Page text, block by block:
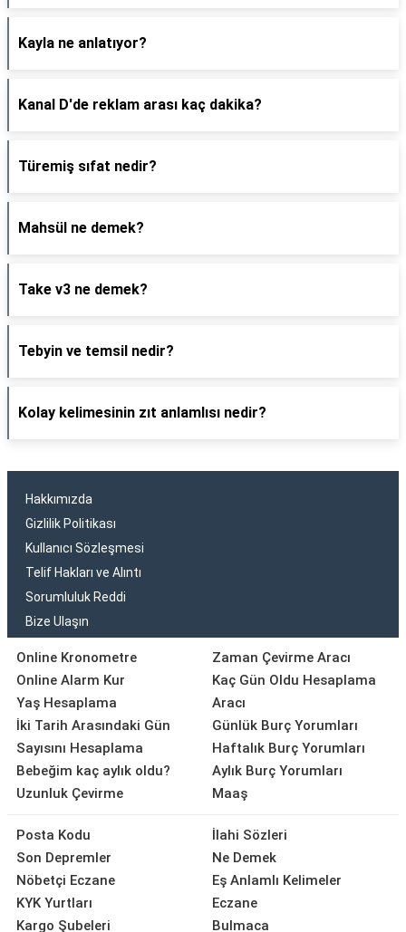
Kayla ne anlatıyor?
Kanal D'de reklam arası kaç dakika?
Türemiş sıfat nedir?
Mahsül ne demek?
Take v3 ne demek?
Tebyin ve temsil nedir?
Kolay kelimesinin zıt anlamlısı nedir?
Hakkımızda
Gizlilik Politikası
Kullanıcı Sözleşmesi
Telif Hakları ve Alıntı
Sorumluluk Reddi
Bize Ulaşın
Online Kronometre
Online Alarm Kur
Yaş Hesaplama
İki Tarih Arasındaki Gün
Sayısını Hesaplama
Bebeğim kaç aylık oldu?
Uzunluk Çevirme
Zaman Çevirme Aracı
Kaç Gün Oldu Hesaplama
Aracı
Günlük Burç Yorumları
Haftalık Burç Yorumları
Aylık Burç Yorumları
Maaş
Posta Kodu
Son Depremler
Nöbetçi Eczane
KYK Yurtları
Kargo Şubeleri
İlahi Sözleri
Ne Demek
Eş Anlamlı Kelimeler
Eczane
Bulmaca